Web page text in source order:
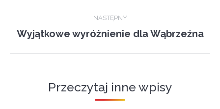
NASTĘPNY
Next
Wyjątkowe wyróżnienie dla Wąbrzeźna
Przeczytaj inne wpisy